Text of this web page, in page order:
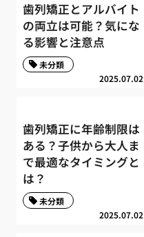
歯列矯正とアルバイト
の両立は可能？気にな
る影響と注意点
2025.07.02
未分類
歯列矯正に年齢制限は
ある？子供から大人ま
で最適なタイミングと
は？
2025.07.02
未分類